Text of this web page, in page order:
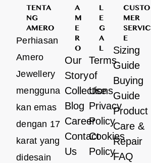
TENTA
NG
AMERO
Perhiasan
Amero
Jewellery
mengguna
kan emas
dengan 17
karat yang
didesain
A
M
E
R
O
Our
Story
Collections
Blog
Career
Contact
Us
L
E
G
A
L
Terms
of
Use
Privacy
Policy
Cookies
Policy
CUSTO
MER
SERVIC
E
Sizing
Guide
Buying
Guide
Product
Care &
Repair
FAQ